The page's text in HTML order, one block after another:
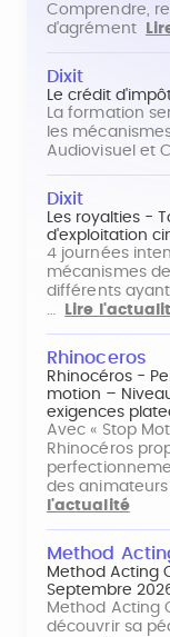
Comprendre,
d'agrément
Dixit
Le crédit
La formation
les
Audiovisuel et
Dixit
Les royalties -
d'exploitation
4 journées
mécanismes
différents
…
Lire
Rhinoceros
Rhinocéros -
motion –
exigences
Avec « Stop
Rhinocéros
des
l'actualité
Method
Method Acting
Septembre
Method Acting
découvrir sa